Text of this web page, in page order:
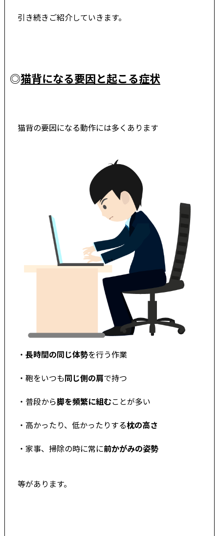
引き続きご紹介していきます。
◎猫背になる要因と起こる症状
猫背の要因になる動作には多くあります
・ 長時間の同じ体勢を行う作業
・鞄をいつも同じ側の肩で持つ
・普段から脚を頻繁に組むことが多い
・高かったり、低かったりする枕の高さ
・家事、掃除の時に常に前かがみの姿勢
等があります。